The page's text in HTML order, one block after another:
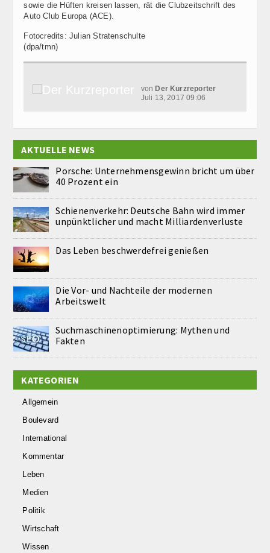
sowie die Hüften kreisen lassen, rät die Clubzeitschrift des
Auto Club Europa (ACE).
Fotocredits: Julian Stratenschulte
(dpa/tmn)
von Der Kurzreporter
Juli 13, 2017 09:06
AKTUELLE NEWS
Porsche: Unternehmensgewinn bricht um über
40 Prozent ein
Schienenverkehr: Deutsche Bahn wird immer
unpünktlicher und macht Milliardenverluste
Das Leben beschwerdefrei genießen
Die Vor- und Nachteile der modernen
Arbeitswelt
Suchmaschinenoptimierung: Mythen und
Fakten
KATEGORIEN
Allgemein
Boulevard
International
Kommentar
Leben
Medien
Politik
Wirtschaft
Wissen